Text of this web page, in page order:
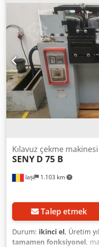
Iași 1.103 km
Kılavuz çekme makinesi
SENY D 75 B
Talep etmek
Durum: ikinci el, Üretim
tamamen fonksiyonel,